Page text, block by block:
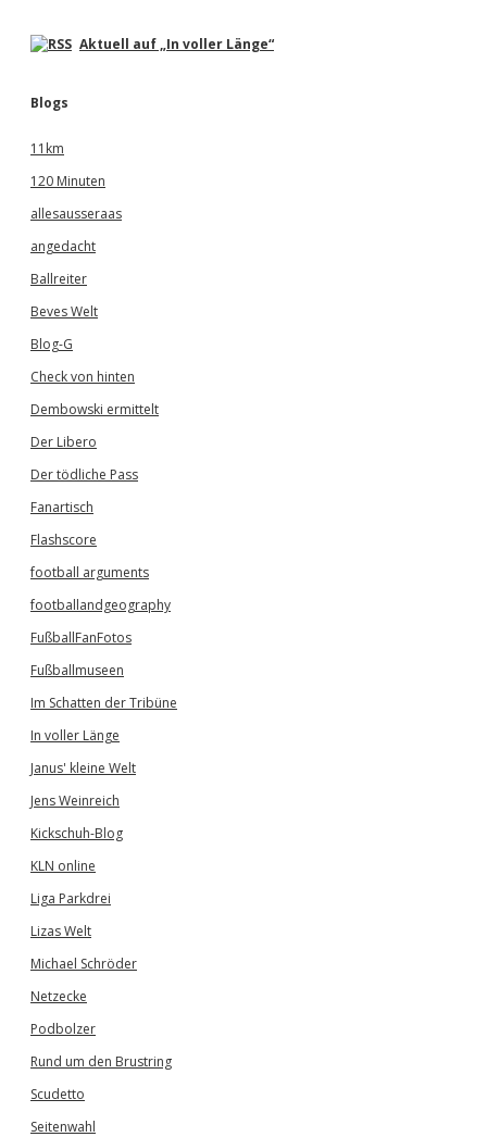
Aktuell auf „In voller Länge“
Blogs
11km
120 Minuten
allesausseraas
angedacht
Ballreiter
Beves Welt
Blog-G
Check von hinten
Dembowski ermittelt
Der Libero
Der tödliche Pass
Fanartisch
Flashscore
football arguments
footballandgeography
FußballFanFotos
Fußballmuseen
Im Schatten der Tribüne
In voller Länge
Janus' kleine Welt
Jens Weinreich
Kickschuh-Blog
KLN online
Liga Parkdrei
Lizas Welt
Michael Schröder
Netzecke
Podbolzer
Rund um den Brustring
Scudetto
Seitenwahl